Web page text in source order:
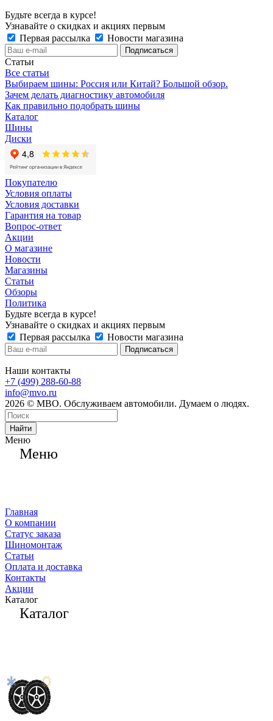
Будьте всегда в курсе!
Узнавайте о скидках и акциях первым
Первая рассылка
Новости магазина
Статьи
Все статьи
Выбираем шины: Россия или Китай? Большой обзор.
Зачем делать диагностику автомобиля
Как правильно подобрать шины
Каталог
Шины
Диски
Покупателю
Условия оплаты
Условия доставки
Гарантия на товар
Вопрос-ответ
Акции
О магазине
Новости
Магазины
Статьи
Обзоры
Политика
Будьте всегда в курсе!
Узнавайте о скидках и акциях первым
Первая рассылка
Новости магазина
Наши контакты
+7 (499) 288-60-88
info@mvo.ru
2026 © МВО. Обслуживаем автомобили. Думаем о людях.
Найти
Меню
Меню
Главная
О компании
Статус заказа
Шиномонтаж
Статьи
Оплата и доставка
Контакты
Акции
Каталог
Каталог